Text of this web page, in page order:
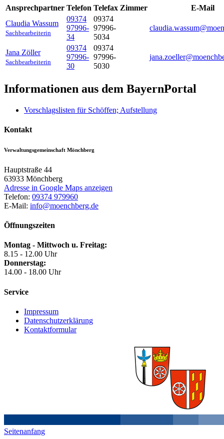
Ansprechpartner Telefon Telefax Zimmer
E-Mail
Claudia Wassum
Sachbearbeiterin
09374
97996-
34
09374
97996-
5034
Jana Zöller
Sachbearbeiterin
09374
97996-
30
09374
97996-
5030
Informationen aus dem BayernPortal
Vorschlagslisten für Schöffen; Aufstellung
Kontakt
Verwaltungsgemeinschaft Mönchberg
Hauptstraße 44
63933 Mönchberg
Adresse in Google Maps anzeigen
Telefon: 09374 979960
E-Mail: info@moenchberg.de
Öffnungszeiten
Montag - Mittwoch u. Freitag:
8.15 - 12.00 Uhr
Donnerstag:
14.00 - 18.00 Uhr
Service
Impressum
Datenschutzerklärung
Kontaktformular
Seitenanfang